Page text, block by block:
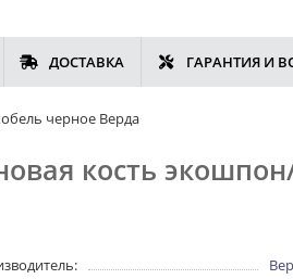
ДОСТАВКА ГАРАНТИЯ И
черное Верда
кость